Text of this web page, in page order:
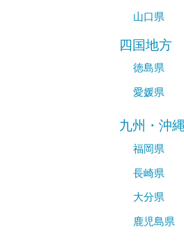
山口県
四国地方
徳島県
愛媛県
九州・沖
福岡県
長崎県
大分県
鹿児島県